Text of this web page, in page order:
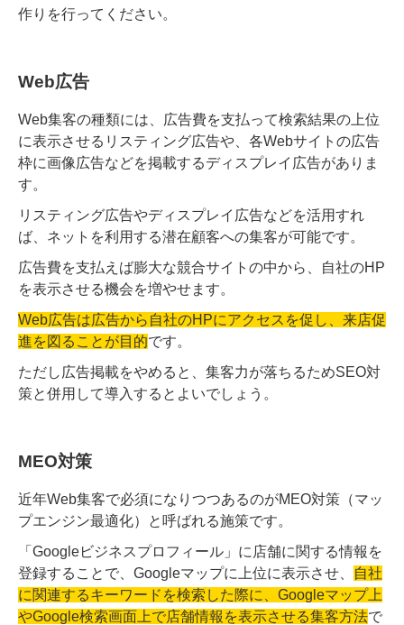
作りを行ってください。
Web広告
Web集客の種類には、広告費を支払って検索結果の上位
に表示させるリスティング広告や、各Webサイトの広告
枠に画像広告などを掲載するディスプレイ広告がありま
す。
リスティング広告やディスプレイ広告などを活用すれ
ば、ネットを利用する潜在顧客への集客が可能です。
広告費を支払えば膨大な競合サイトの中から、自社のHP
を表示させる機会を増やせます。
Web広告は広告から自社のHPにアクセスを促し、来店促
進を図ることが目的です。
ただし広告掲載をやめると、集客力が落ちるためSEO対
策と併用して導入するとよいでしょう。
MEO対策
近年Web集客で必須になりつつあるのがMEO対策（マッ
プエンジン最適化）と呼ばれる施策です。
「Googleビジネスプロフィール」に店舗に関する情報を
登録することで、Googleマップに上位に表示させ、
自社
に関連するキーワードを検索した際に、Googleマップ上
やGoogle検索画面上で店舗情報を表示させる集客方法で